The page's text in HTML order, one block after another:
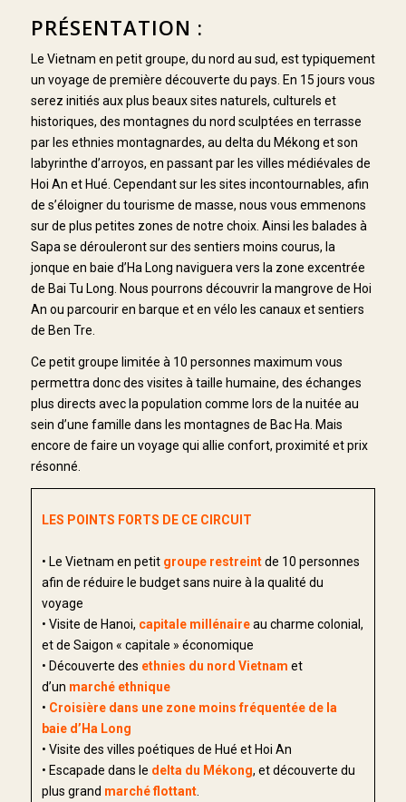
PRÉSENTATION :
Le Vietnam en petit groupe, du nord au sud, est typiquement
un voyage de première découverte du pays. En 15 jours vous
serez initiés aux plus beaux sites naturels, culturels et
historiques, des montagnes du nord sculptées en terrasse
par les ethnies montagnardes, au delta du Mékong et son
labyrinthe d’arroyos, en passant par les villes médiévales de
Hoi An et Hué. Cependant sur les sites incontournables, afin
de s’éloigner du tourisme de masse, nous vous emmenons
sur de plus petites zones de notre choix. Ainsi les balades à
Sapa se dérouleront sur des sentiers moins courus, la
jonque en baie d’Ha Long naviguera vers la zone excentrée
de Bai Tu Long. Nous pourrons découvrir la mangrove de Hoi
An ou parcourir en barque et en vélo les canaux et sentiers
de Ben Tre.
Ce petit groupe limitée à 10 personnes maximum vous
permettra donc des visites à taille humaine, des échanges
plus directs avec la population comme lors de la nuitée au
sein d’une famille dans les montagnes de Bac Ha. Mais
encore de faire un voyage qui allie confort, proximité et prix
résonné.
LES POINTS FORTS DE CE CIRCUIT
• Le Vietnam en petit groupe restreintde 10 personnes
afin de réduire le budget sans nuire à la qualité du
voyage
• Visite de Hanoi, capitale millénaireau charme colonial,
et de Saigon « capitale » économique
• Découverte des ethnies du nord Vietnam et
d’un marché ethnique
• Croisière dans une zone moins fréquentée de la
baie d’Ha Long
• Visite des villes poétiques de Hué et Hoi An
• Escapade dans le delta du Mékong, et découverte du
plus grand marché flottant